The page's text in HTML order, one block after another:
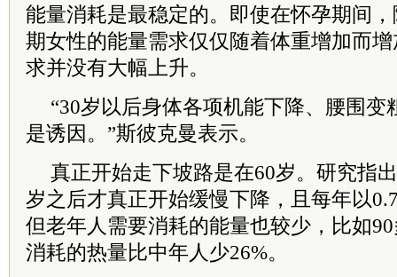
能量消耗是最稳定的。即使在怀孕期间
期女性的能量需求仅仅随着体重增加而
求并没有大幅上升。
“30岁以后身体各项机能下降、腰围变
是诱因。”斯彼克曼表示。
真正开始走下坡路是在60岁。研究指
岁之后才真正开始缓慢下降，且每年以
但老年人需要消耗的能量也较少，比如
消耗的热量比中年人少26%。